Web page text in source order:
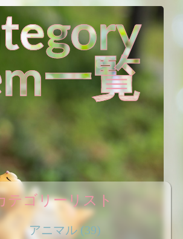
一覧
テゴリーリスト
アニマル(39)